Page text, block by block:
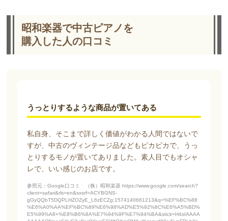
昭和楽器で中古ピアノを
購入した人の口コミ
うっとりするような商品が置いてある
私自身、そこまで詳しく価値がわかる人間ではないで
すが、中古のヴィンテージ品などもピカピカで、うっ
とりするモノが置いてありました。素人目でもオシャ
レで、いい感じのお店です。
参照元：Google口コミ （株）昭和楽器 https://www.google.com/search?
client=safari&rls=en&sxsrf=ACYBGNS-
gGyQQbT5DQPLHZOZyE_L6zECZg:1574140661213&q=%EF%BC%88
%E6%A0%AA%EF%BC%89%E6%98%AD%E5%92%8C%E6%A5%BD%
E5%99%A8+%E8%B6%8A%E7%94%9F%E7%94%BA&stick=H4sIAAAA